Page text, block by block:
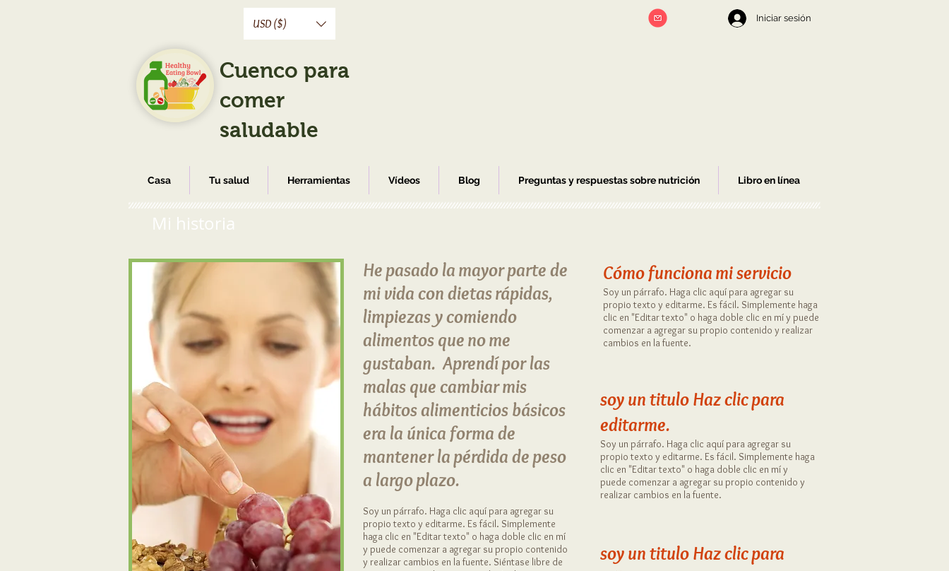
USD ($)
Cuenco para
comer
saludable
Iniciar sesión
Casa Tu salud Herramientas Vídeos Blog Preguntas y respuestas sobre nutrición Libro en línea
Mi historia
He pasado la mayor parte de
mi vida con dietas rápidas,
limpiezas y comiendo
alimentos que no me
gustaban. Aprendí por las
malas que cambiar mis
hábitos alimenticios básicos
era la única forma de
mantener la pérdida de peso
a largo plazo.
Soy un párrafo. Haga clic aquí para agregar su
propio texto y editarme. Es fácil. Simplemente
haga clic en "Editar texto" o haga doble clic en mí
y puede comenzar a agregar su propio contenido
y realizar cambios en la fuente. Siéntase libre de
Cómo funciona mi servicio
Soy un párrafo. Haga clic aquí para agregar su
propio texto y editarme. Es fácil. Simplemente haga
clic en "Editar texto" o haga doble clic en mí y puede
comenzar a agregar su propio contenido y realizar
cambios en la fuente.
soy un tituloHaz clic para
editarme.
Soy un párrafo. Haga clic aquí para agregar su
propio texto y editarme. Es fácil. Simplemente haga
clic en "Editar texto" o haga doble clic en mí y
puede comenzar a agregar su propio contenido y
realizar cambios en la fuente.
soy un tituloHaz clic para